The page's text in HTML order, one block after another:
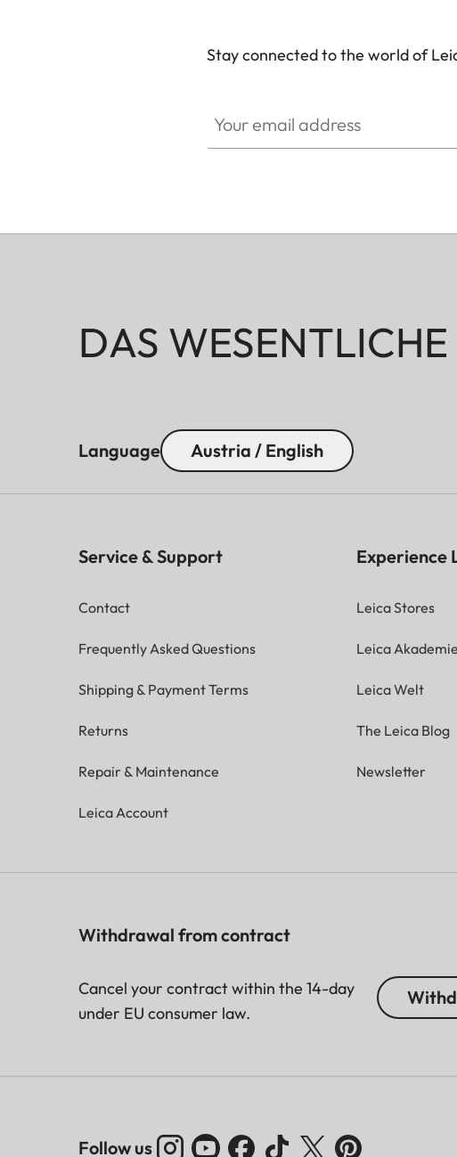
Stay connected to the world of
DAS WESENTLICHE
Language Austria / English
Service & Support
Contact
Frequently Asked Questions
Shipping & Payment Terms
Returns
Repair & Maintenance
Leica Account
Experience
Leica Stores
Leica Akademie
Leica Welt
The Leica Blog
Newsletter
Withdrawal from contract
Cancel your contract within the 14-day
under EU consumer law.
Follow us